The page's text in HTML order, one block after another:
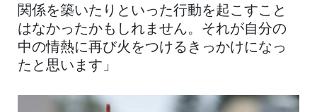
関係を築いたりといった行動を起こすこと
はなかったかもしれません。それが自分の
中の情熱に再び火をつけるきっかけになっ
たと思います」